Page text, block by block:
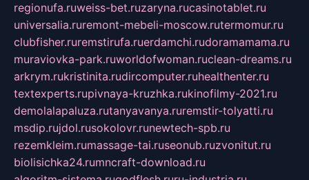
regionufa.ruweiss-bet.ruzaryna.rucasinotablet.ru
universalia.ruremont-mebeli-moscow.rutermomur.ru
clubfisher.ruremstirufa.ruerdamchi.rudoramamama.ru
muraviovka-park.ruworldofwoman.ruclean-dreams.ru
arkrym.rukristinita.rudircomputer.ruhealthenter.ru
textexperts.rupivnaya-kruzhka.rukinofilmy-2021.ru
demolalapaluza.rutanyavanya.ruremstir-tolyatti.ru
msdip.rujdol.rusokolovr.runewtech-spb.ru
rezemkleim.rumassage-tai.ruseonub.ruzvonitut.ru
biolisichka24.rumncraft-download.ru